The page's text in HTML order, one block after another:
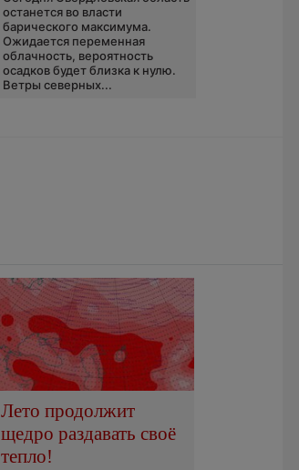
останется во власти
барического максимума.
Ожидается переменная
облачность, вероятность
осадков будет близка к нулю.
Ветры северных...
Лето продолжит
щедро раздавать своё
тепло!